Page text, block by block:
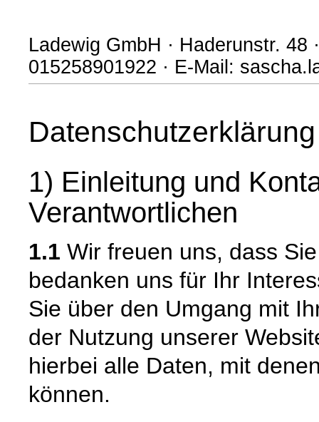
Ladewig GmbH · Haderunstr. 48
015258901922 · E-Mail:
Datenschutzerklärung
1) Einleitung und
Verantwortlichen
1.1 Wir freuen uns, dass
bedanken uns für Ihr
Sie über den Umgang mit
der Nutzung unserer
hierbei alle Daten, mit
können.